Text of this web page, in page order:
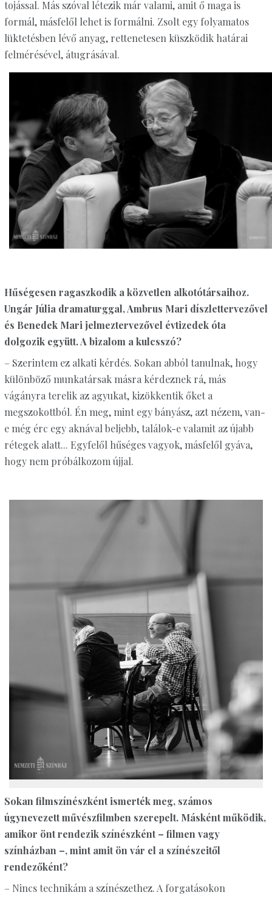
tojással. Más szóval létezik már valami, amit ő maga is
formál, másfelől lehet is formálni. Zsolt egy folyamatos
lüktetésben lévő anyag, rettenetesen küszködik határai
felmérésével, átugrásával.
Hűségesen ragaszkodik a közvetlen alkotótársaihoz.
Ungár Júlia dramaturggal, Ambrus Mari díszlettervezővel
és Benedek Mari jelmeztervezővel évtizedek óta
dolgozik együtt. A bizalom a kulcsszó?
– Szerintem ez alkati kérdés. Sokan abból tanulnak, hogy
különböző munkatársak másra kérdeznek rá, más
vágányra terelik az agyukat, kizökkentik őket a
megszokottból. Én meg, mint egy bányász, azt nézem, van-
e még érc egy aknával beljebb, találok-e valamit az újabb
rétegek alatt... Egyfelől hűséges vagyok, másfelől gyáva,
hogy nem próbálkozom újjal.
Sokan filmszínészként ismerték meg, számos
úgynevezett művészfilmben szerepelt. Másként működik,
amikor önt rendezik színészként – filmen vagy
színházban –, mint amit ön vár el a színészeitől
rendezőként?
– Nincs technikám a színészethez. A forgatásokon